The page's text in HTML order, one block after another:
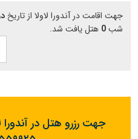
جهت اقامت در آندورا لاولا از تاریخ
شب0 هتل یافت شد.
جهت رزرو هتل در آندورا